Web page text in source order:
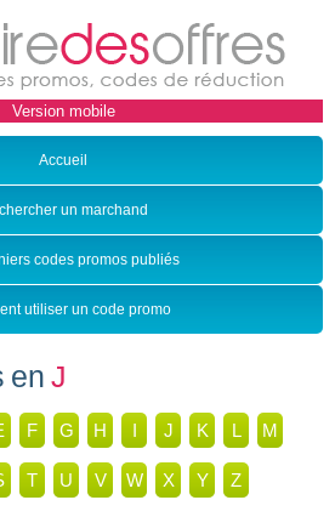
Accueil
un marchand
codes promos publiés
utiliser un code promo
enJ
F G H I J K L M
T U V W X Y Z